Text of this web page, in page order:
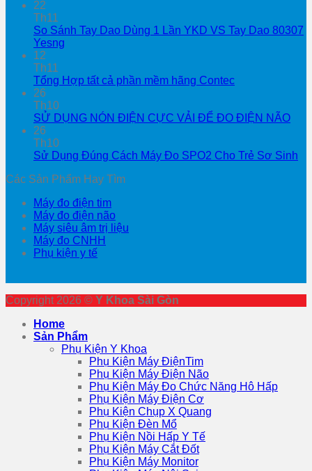
22
Th11
So Sánh Tay Dao Dùng 1 Lần YKD VS Tay Dao 80307
Yesng
12
Th11
Tổng Hợp tất cả phần mềm hãng Contec
26
Th10
SỬ DỤNG NÓN ĐIỆN CỰC VẢI ĐỂ ĐO ĐIỆN NÃO
26
Th10
Sử Dụng Đúng Cách Máy Đo SPO2 Cho Trẻ Sơ Sinh
Các Sản Phẩm Hay Tìm
Máy đo điện tim
Máy đo điện não
Máy siêu âm trị liệu
Máy đo CNHH
Phụ kiện y tế
Copyright 2026 © Y Khoa Sài Gòn
Home
Sản Phẩm
Phụ Kiện Y Khoa
Phụ Kiện Máy ĐiệnTim
Phụ Kiện Máy Điện Não
Phụ Kiện Máy Đo Chức Năng Hô Hấp
Phụ Kiện Máy Điện Cơ
Phụ Kiện Chụp X Quang
Phụ Kiện Đèn Mổ
Phụ Kiện Nồi Hấp Y Tế
Phụ Kiện Máy Cắt Đốt
Phụ Kiện Máy Monitor